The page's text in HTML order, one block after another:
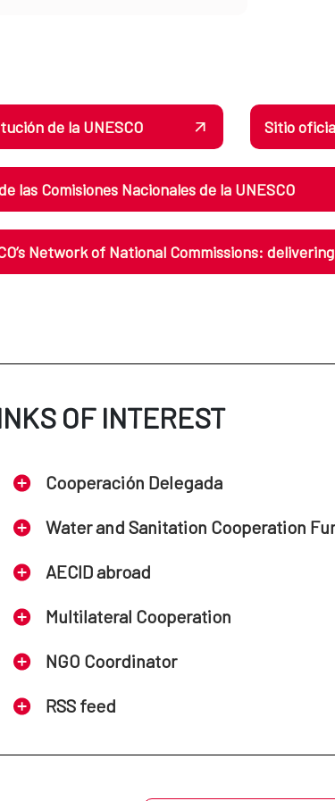
de la UNESCO Sitio
las Comisiones Nacionales de la UNESCO
Network of National Commissions:
OF INTEREST
Cooperación Delegada
Water and Sanitation Cooperation
AECID abroad
Multilateral Cooperation
NGO Coordinator
RSS feed